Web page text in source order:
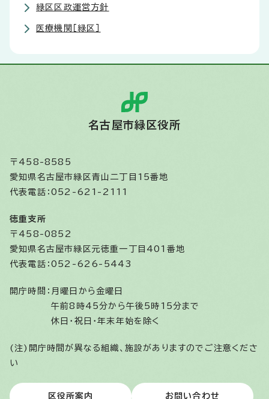
緑区区政運営方針
医療機関［緑区］
名古屋市緑区役所
〒458-8585
愛知県名古屋市緑区青山二丁目15番地
代表電話：052-621-2111
徳重支所
〒458-0852
愛知県名古屋市緑区元徳重一丁目401番地
代表電話：052-626-5443
開庁時間： 月曜日から金曜日
午前8時45分から午後5時15分まで
休日・祝日・年末年始を除く
(注)開庁時間が異なる組織、施設がありますのでご注意くださ
い
区役所案内 お問い合わせ